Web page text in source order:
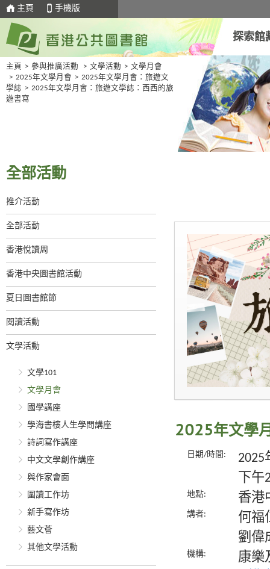
主頁 手機版
探索館
主頁 > 參與推廣活動 > 文學活動 > 文學月會
> 2025年文學月會 > 2025年文學月會：旅遊文
學誌 > 2025年文學月會：旅遊文學誌：西西的旅
遊書寫
全部活動
推介活動
全部活動
香港悅讀周
香港中央圖書館活動
夏日圖書館節
閱讀活動
文學活動
文學101
文學月會
國學講座
學海書樓人生學問講座
詩詞寫作講座
中文文學創作講座
與作家會面
圍讀工作坊
新手寫作坊
藝文薈
其他文學活動
2025年文學
日期/時間:
2025
下
地點: 香港
講者:
何福
劉偉
機構: 康樂